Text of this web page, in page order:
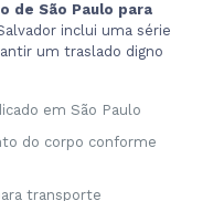
de São Paulo para
inclui uma série
um traslado digno
em São Paulo
do corpo conforme
transporte